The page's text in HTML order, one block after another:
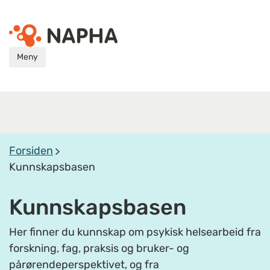
Meny
Forsiden
Kunnskapsbasen
Kunnskapsbasen
Her finner du kunnskap om psykisk helsearbeid fra
forskning, fag, praksis og bruker- og
pårørendeperspektivet, og fra